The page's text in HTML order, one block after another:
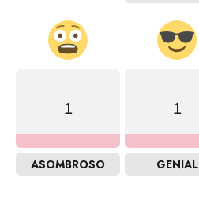
1
ASOMBROSO
1
GENIAL